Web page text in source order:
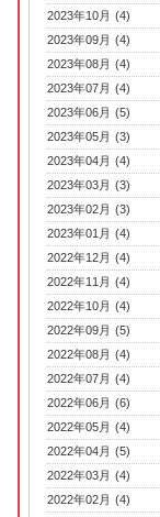
2023年10月 (4)
2023年09月 (4)
2023年08月 (4)
2023年07月 (4)
2023年06月 (5)
2023年05月 (3)
2023年04月 (4)
2023年03月 (3)
2023年02月 (3)
2023年01月 (4)
2022年12月 (4)
2022年11月 (4)
2022年10月 (4)
2022年09月 (5)
2022年08月 (4)
2022年07月 (4)
2022年06月 (6)
2022年05月 (4)
2022年04月 (5)
2022年03月 (4)
2022年02月 (4)